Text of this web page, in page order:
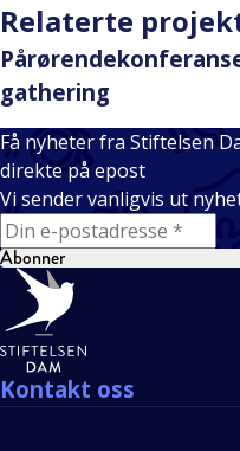
Relaterte
gathering
Få nyheter fra Stiftelsen
direkte på epost
Vi sender vanligvis ut
E-mail
Abonner
Bunntekst
Kontakt oss